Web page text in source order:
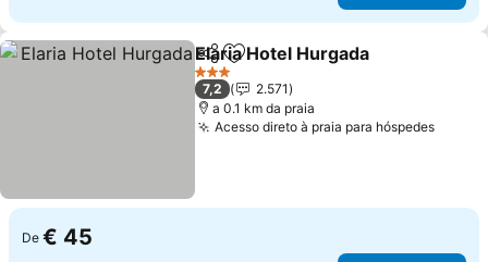
PartilharAdicionar aos favoritos
Elaria Hotel Hurgada
3 Estrelas
7,2
2.571
a 0.1 km da praia
Acesso direto à praia para hóspedesVer
De € 45